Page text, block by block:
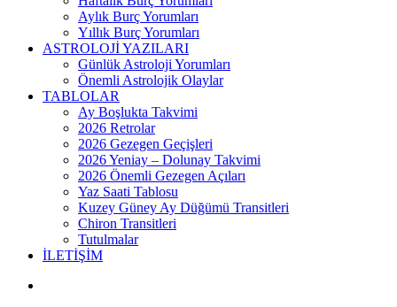
Aylık Burç Yorumları
Yıllık Burç Yorumları
ASTROLOJİ YAZILARI
Günlük Astroloji Yorumları
Önemli Astrolojik Olaylar
TABLOLAR
Ay Boşlukta Takvimi
2026 Retrolar
2026 Gezegen Geçişleri
2026 Yeniay – Dolunay Takvimi
2026 Önemli Gezegen Açıları
Yaz Saati Tablosu
Kuzey Güney Ay Düğümü Transitleri
Chiron Transitleri
Tutulmalar
İLETİŞİM